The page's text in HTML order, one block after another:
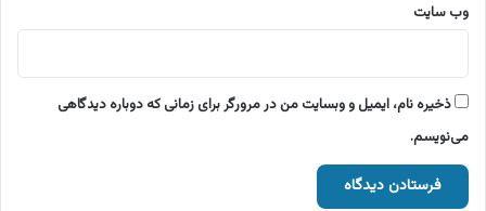
وب‌ سایت
ذخیره نام، ایمیل و وبسایت من در مرورگر برای زمانی که دوباره دیدگاهی
می‌نویسم.